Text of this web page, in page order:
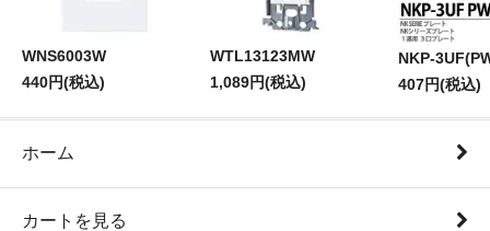
WNS6003W
440円(税込)
WTL13123MW
1,089円(税込)
NKP-
407円(税込)
ホーム
カートを見る